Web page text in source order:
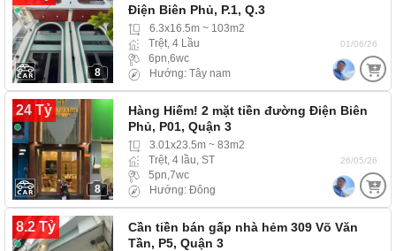
8
Điện Biên Phủ, P.1, Q.3
6.3x16.5m ~ 103m2
Trệt, 4 Lầu
6pn,6wc
Hướng: Tây nam
01/06/26
24 Tỷ
8
Hàng Hiếm! 2 mặt tiền đường Điện Biên
Phủ, P01, Quận 3
3.01x23.5m ~ 83m2
Trệt, 4 lầu, ST
5pn,7wc
Hướng: Đông
26/05/26
8.2 Tỷ
Cần tiền bán gấp nhà hẻm 309 Võ Văn
Tần, P5, Quận 3